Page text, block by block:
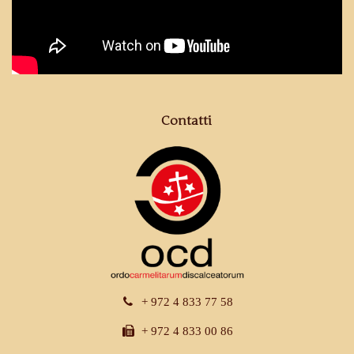
Contatti
+ 972 4 833 77 58
+ 972 4 833 00 86